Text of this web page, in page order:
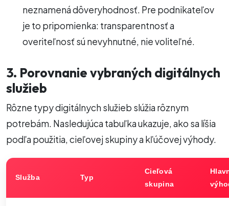
neznamená dôveryhodnosť. Pre podnikateľov
je to pripomienka: transparentnosť a
overiteľnosť sú nevyhnutné, nie voliteľné.
3. Porovnanie vybraných digitálnych
služieb
Rôzne typy digitálnych služieb slúžia rôznym
potrebám. Nasledujúca tabuľka ukazuje, ako sa líšia
podľa použitia, cieľovej skupiny a kľúčovej výhody.
Služba Typ
Cieľová
skupina